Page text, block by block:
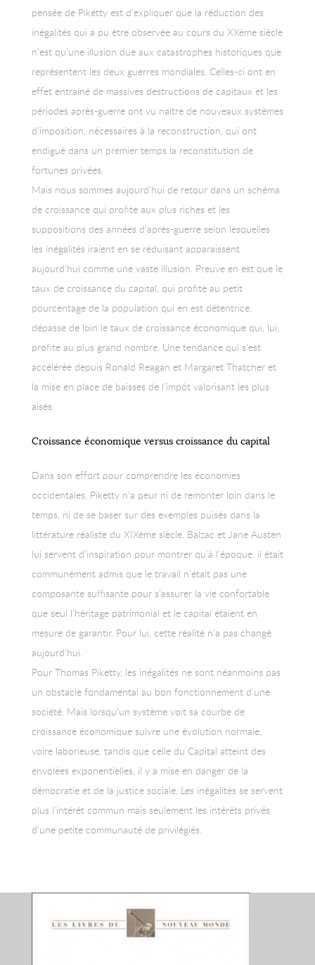
pensée de Piketty est d’expliquer que la réduction des
inégalités qui a pu être observée au cours du XXème siècle
n’est qu’une illusion due aux catastrophes historiques que
représentent les deux guerres mondiales. Celles-ci ont en
effet entrainé de massives destructions de capitaux et les
périodes après-guerre ont vu naitre de nouveaux systèmes
d’imposition, nécessaires à la reconstruction, qui ont
endigué dans un premier temps la reconstitution de
fortunes privées.
Mais nous sommes aujourd’hui de retour dans un schéma
de croissance qui profite aux plus riches et les
suppositions des années d’après-guerre selon lesquelles
les inégalités iraient en se réduisant apparaissent
aujourd’hui comme une vaste illusion. Preuve en est que le
taux de croissance du capital, qui profite au petit
pourcentage de la population qui en est détentrice,
dépasse de loin le taux de croissance économique qui, lui,
profite au plus grand nombre. Une tendance qui s’est
accélérée depuis Ronald Reagan et Margaret Thatcher et
la mise en place de baisses de l’impôt valorisant les plus
aisés.
Croissance économique versus croissance du capital
Dans son effort pour comprendre les économies
occidentales, Piketty n’a peur ni de remonter loin dans le
temps, ni de se baser sur des exemples puisés dans la
littérature réaliste du XIXème siècle. Balzac et Jane Austen
lui servent d’inspiration pour montrer qu’à l’époque, il était
communément admis que le travail n’était pas une
composante suffisante pour s’assurer la vie confortable
que seul l’héritage patrimonial et le capital étaient en
mesure de garantir. Pour lui, cette réalité n’a pas changé
aujourd’hui.
Pour Thomas Piketty, les inégalités ne sont néanmoins pas
un obstacle fondamental au bon fonctionnement d’une
société. Mais lorsqu’un système voit sa courbe de
croissance économique suivre une évolution normale,
voire laborieuse, tandis que celle du Capital atteint des
envolées exponentielles, il y a mise en danger de la
démocratie et de la justice sociale. Les inégalités se servent
plus l’intérêt commun mais seulement les intérêts privés
d’une petite communauté de privilégiés.